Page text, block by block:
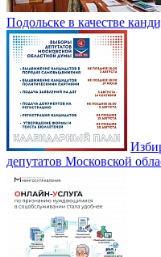
Подольске в качестве
депутатов Московской